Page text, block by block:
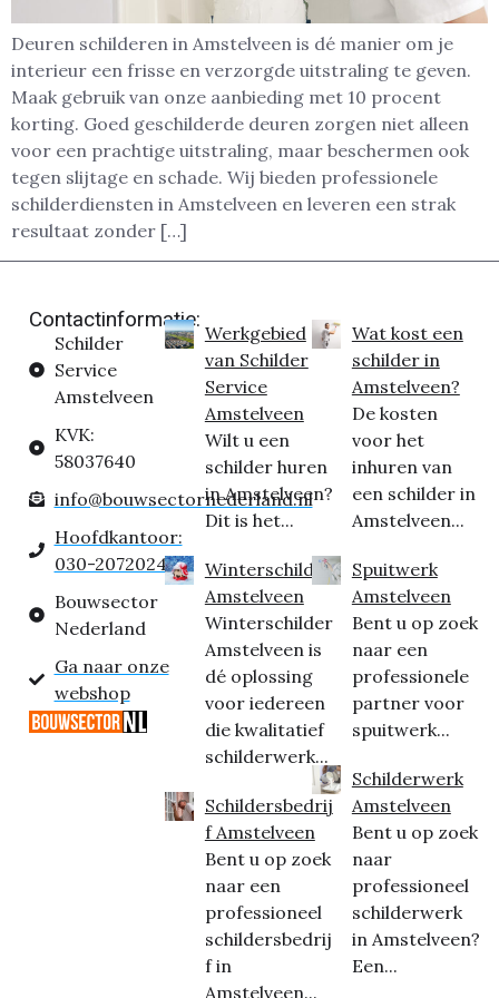
Deuren schilderen in Amstelveen is dé manier om je
interieur een frisse en verzorgde uitstraling te geven.
Maak gebruik van onze aanbieding met 10 procent
korting. Goed geschilderde deuren zorgen niet alleen
voor een prachtige uitstraling, maar beschermen ook
tegen slijtage en schade. Wij bieden professionele
schilderdiensten in Amstelveen en leveren een strak
resultaat zonder […]
Contactinformatie:
Schilder
Service
Amstelveen
KVK:
58037640
info@bouwsectornederland.nl
Hoofdkantoor:
030-2072024
Bouwsector
Nederland
Ga naar onze
webshop
Werkgebied
van Schilder
Service
Amstelveen
Wilt u een
schilder huren
in Amstelveen?
Dit is het...
Winterschilder
Amstelveen
Winterschilder
Amstelveen is
dé oplossing
voor iedereen
die kwalitatief
schilderwerk...
Schildersbedrij
f Amstelveen
Bent u op zoek
naar een
professioneel
schildersbedrij
f in
Amstelveen...
Wat kost een
schilder in
Amstelveen?
De kosten
voor het
inhuren van
een schilder in
Amstelveen...
Spuitwerk
Amstelveen
Bent u op zoek
naar een
professionele
partner voor
spuitwerk...
Schilderwerk
Amstelveen
Bent u op zoek
naar
professioneel
schilderwerk
in Amstelveen?
Een...